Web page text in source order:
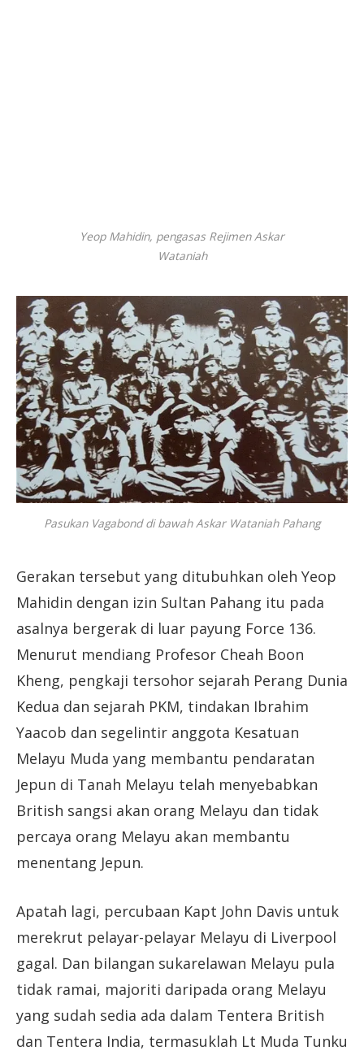
Yeop Mahidin, pengasas Rejimen Askar
Wataniah
Pasukan Vagabond di bawah Askar Wataniah Pahang
Gerakan tersebut yang ditubuhkan oleh Yeop
Mahidin dengan izin Sultan Pahang itu pada
asalnya bergerak di luar payung Force 136.
Menurut mendiang Profesor Cheah Boon
Kheng, pengkaji tersohor sejarah Perang Dunia
Kedua dan sejarah PKM, tindakan Ibrahim
Yaacob dan segelintir anggota Kesatuan
Melayu Muda yang membantu pendaratan
Jepun di Tanah Melayu telah menyebabkan
British sangsi akan orang Melayu dan tidak
percaya orang Melayu akan membantu
menentang Jepun.
Apatah lagi, percubaan Kapt John Davis untuk
merekrut pelayar-pelayar Melayu di Liverpool
gagal. Dan bilangan sukarelawan Melayu pula
tidak ramai, majoriti daripada orang Melayu
yang sudah sedia ada dalam Tentera British
dan Tentera India, termasuklah Lt Muda Tunku